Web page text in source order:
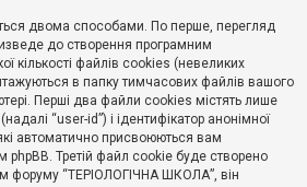
двома способами. По перше, перегляд
до створення програмним
кількості файлів cookies (невеликих
в папку тимчасових файлів вашого
Перші два файли cookies містять лише
“user-id”) і ідентифікатор анонімної
автоматично присвоюються вам
Третій файл cookie буде створено
форуму “ТЕРІОЛОГІЧНА ШКОЛА”, він